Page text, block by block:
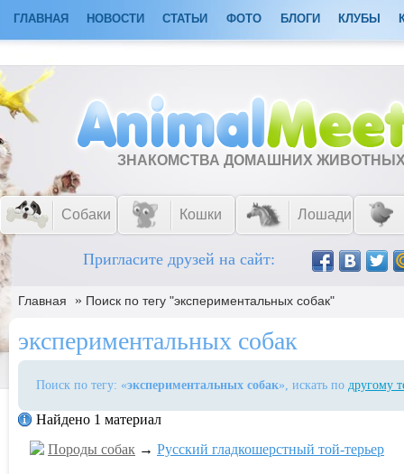
ГЛАВНАЯ НОВОСТИ СТАТЬИ ФОТО БЛОГИ КЛУБЫ
ЗНАКОМСТВА ДОМАШНИХ
Собаки Кошки Лошади
Пригласите друзей на сайт:
Главная » Поиск по тегу "экспериментальных собак"
экспериментальных собак
Поиск по тегу: «экспериментальных собак», искать по другому
Найдено 1 материал
Породы собак → Русский гладкошерстный той-терьер